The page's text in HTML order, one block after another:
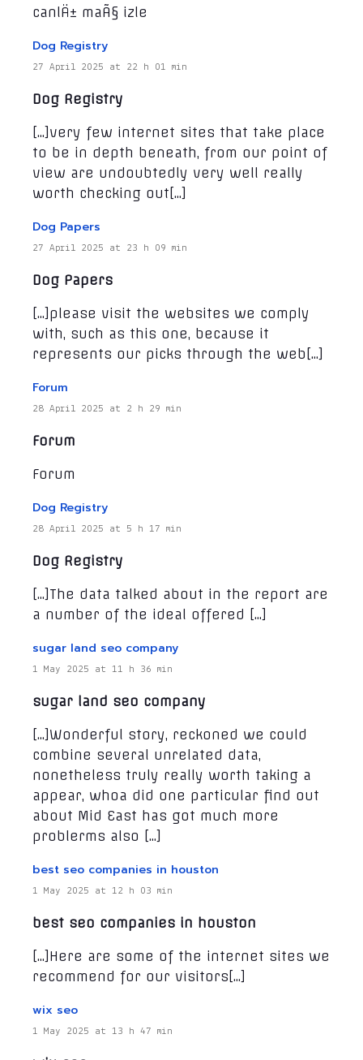
canlÄ± maÃ§ izle
Dog Registry
27 April 2025 at 22 h 01 min
Dog Registry
[…]very few internet sites that take place
to be in depth beneath, from our point of
view are undoubtedly very well really
worth checking out[…]
Dog Papers
27 April 2025 at 23 h 09 min
Dog Papers
[…]please visit the websites we comply
with, such as this one, because it
represents our picks through the web[…]
Forum
28 April 2025 at 2 h 29 min
Forum
Forum
Dog Registry
28 April 2025 at 5 h 17 min
Dog Registry
[…]The data talked about in the report are
a number of the ideal offered […]
sugar land seo company
1 May 2025 at 11 h 36 min
sugar land seo company
[…]Wonderful story, reckoned we could
combine several unrelated data,
nonetheless truly really worth taking a
appear, whoa did one particular find out
about Mid East has got much more
problerms also […]
best seo companies in houston
1 May 2025 at 12 h 03 min
best seo companies in houston
[…]Here are some of the internet sites we
recommend for our visitors[…]
wix seo
1 May 2025 at 13 h 47 min